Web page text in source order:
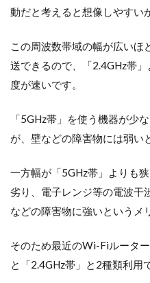
動だと考えると想像しやすい
この周波数帯域の幅が広いほ
送できるので、「2.4GHz帯
度が速いです。
「5GHz帯」を使う機器が少
が、壁などの障害物には弱い
一方幅が「5GHz帯」よりも
劣り、電子レンジ等の電波干
などの障害物に強いというメ
そのため最近のWi-Fiルータ
と「2.4GHz帯」と2種類利用